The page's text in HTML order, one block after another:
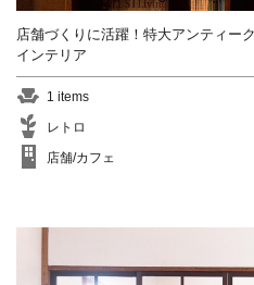
店舗づくりに活躍！特大アンティー
インテリア
1 items
レトロ
店舗/カフェ